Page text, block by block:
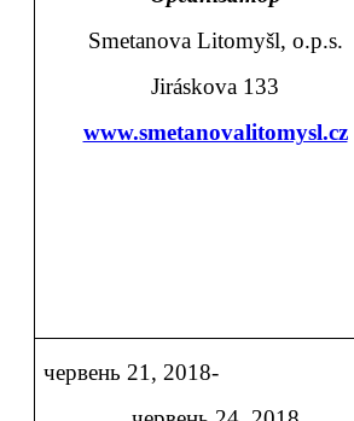
Smetanova Litomyšl, o.p.s.
Jiráskova 133
www.smetanovalitomysl.cz
червень 21, 2018-